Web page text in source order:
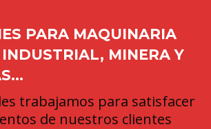
PARA MAQUINARIA
MINERA Y
trabajamos para satisfacer
de nuestros clientes